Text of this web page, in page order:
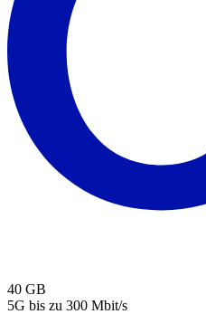
40 GB
5G bis zu 300 Mbit/s